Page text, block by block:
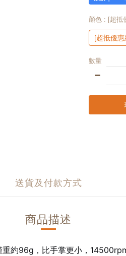
顏色 : [超抵
[超抵優
數量
送貨及付款方式
商品描述
約96g，比手掌更小，